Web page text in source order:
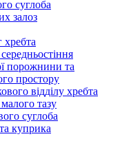
суглоба
залоз
хребта
порожнини та
простору
відділу хребта
тазу
суглоба
куприка